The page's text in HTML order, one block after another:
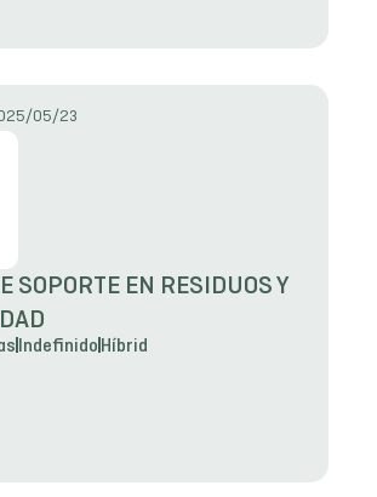
05/23
SOPORTE EN RESIDUOS Y
Indefinido Híbrid